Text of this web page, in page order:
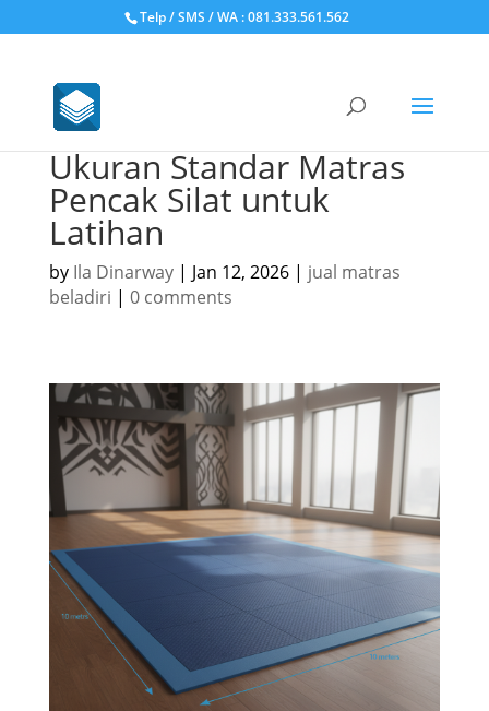
Telp / SMS / WA : 081.333.561.562
Ukuran Standar Matras
Pencak Silat untuk
Latihan
by Ila Dinarway| Jan 12, 2026| jual matras
beladiri | 0 comments